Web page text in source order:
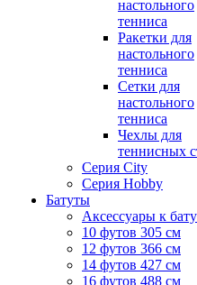
настольного
тенниса
Ракетки для
настольного
тенниса
Сетки для
настольного
тенниса
Чехлы для
теннисных
Серия City
Серия Hobby
Батуты
Аксессуары к
10 футов 305 см
12 футов 366 см
14 футов 427 см
16 футов 488 см